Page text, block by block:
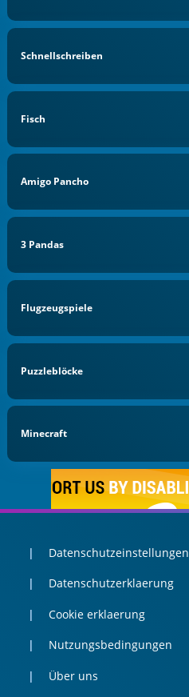
Schnellschreiben
Fisch
Amigo Pancho
3 Pandas
Flugzeugspiele
Puzzleblöcke
Minecraft
Datenschutzeinstellungen
Datenschutzerklaerung
Cookie erklaerung
Nutzungsbedingungen
Über uns